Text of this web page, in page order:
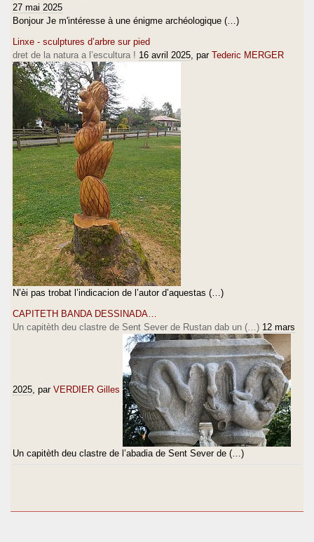
27 mai 2025
Bonjour Je m'intéresse à une énigme archéologique (…)
Linxe - sculptures d’arbre sur pied
dret de la natura a l’escultura ! 16 avril 2025 , par Tederic MERGER
N’èi pas trobat l’indicacion de l’autor d’aquestas (…)
CAPITETH BANDA DESSINADA…
Un capitèth deu clastre de Sent Sever de Rustan dab un (…) 12 mars
2025 , par VERDIER Gilles
Un capitèth deu clastre de l’abadia de Sent Sever de (…)